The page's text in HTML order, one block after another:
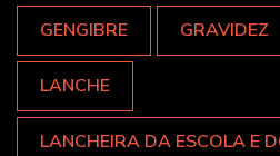
GENGIBRE GRAVIDEZ
LANCHE
LANCHEIRA DA ESCOLA E